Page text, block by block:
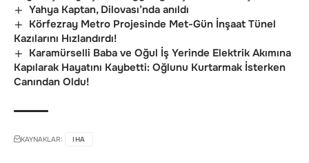
Yahya Kaptan, Dilovası’nda anıldı
Körfezray Metro Projesinde Met-Gün İnşaat Tünel
Kazılarını Hızlandırdı!
Karamürselli Baba ve Oğul İş Yerinde Elektrik Akımına
Kapılarak Hayatını Kaybetti: Oğlunu Kurtarmak İsterken
Canından Oldu!
KAYNAKLAR: IHA